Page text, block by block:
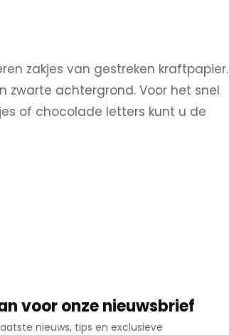
zakjes van gestreken kraftpapier.
zwarte achtergrond. Voor het snel
of chocolade letters kunt u de
voor onze nieuwsbrief
nieuws, tips en exclusieve